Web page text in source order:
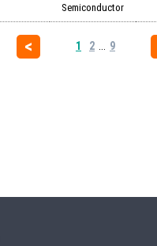
Semiconductor
1 2 9